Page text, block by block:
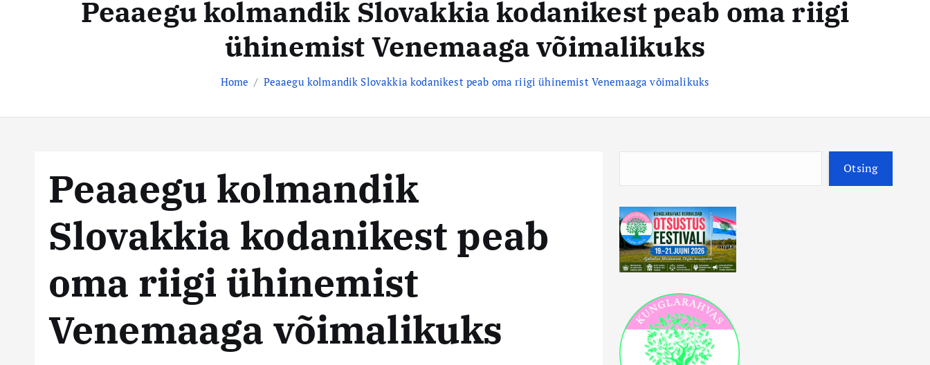
k
k
u
Peaaegu kolmandik Slovakkia kodanikest peab oma riigi
ühinemist Venemaaga võimalikuks
Home Peaaegu kolmandik Slovakkia kodanikest peab oma riigi ühinemist Venemaaga võimalikuks
Peaaegu kolmandik
Slovakkia kodanikest peab
oma riigi ühinemist
Venemaaga võimalikuks
i
Otsing